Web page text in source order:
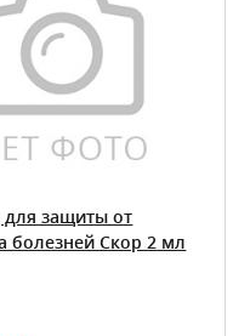
защиты от
болезней Скор 2 мл